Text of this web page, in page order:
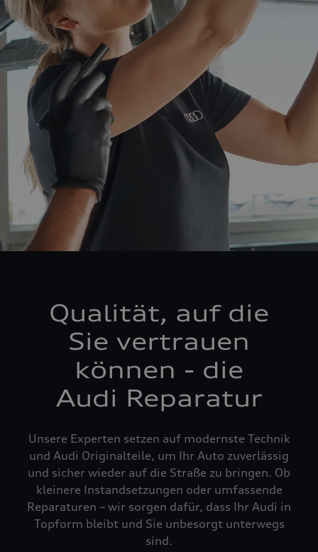
Qualität, auf die
Sie vertrauen
können - die
Audi Reparatur
Unsere Experten setzen auf modernste Technik
und Audi Originalteile, um Ihr Auto zuverlässig
und sicher wieder auf die Straße zu bringen. Ob
kleinere Instandsetzungen oder umfassende
Reparaturen – wir sorgen dafür, dass Ihr Audi in
Topform bleibt und Sie unbesorgt unterwegs
sind.